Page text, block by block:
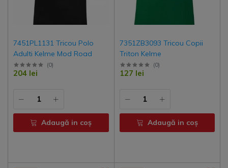
7451PL1131 Tricou Polo
Adulti Kelme Mod Road
(0)
204 lei
Adaugă in coş
7351ZB3093 Tricou Copii
Triton Kelme
(0)
127 lei
Adaugă in coş